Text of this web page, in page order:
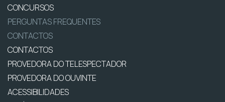
CONCURSOS
PERGUNTAS FREQUENTES
CONTACTOS
CONTACTOS
PROVEDORA DO TELESPECTADOR
PROVEDORA DO OUVINTE
ACESSIBILIDADES